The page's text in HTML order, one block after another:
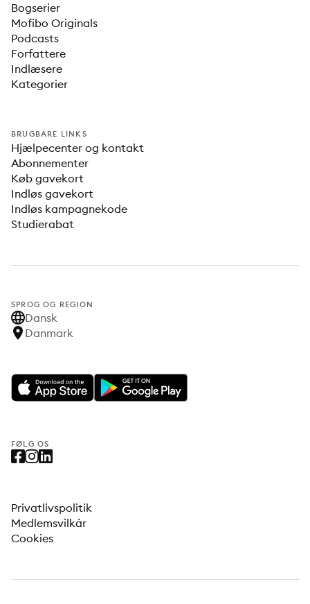
Bogserier
Mofibo Originals
Podcasts
Forfattere
Indlæsere
Kategorier
BRUGBARE LINKS
Hjælpecenter og kontakt
Abonnementer
Køb gavekort
Indløs gavekort
Indløs kampagnekode
Studierabat
SPROG OG REGION
Dansk
Danmark
FØLG OS
Privatlivspolitik
Medlemsvilkår
Cookies